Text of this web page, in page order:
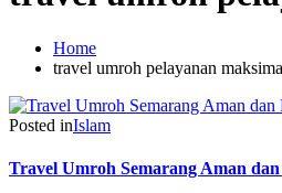
Home
travel umroh pelayanan
Posted inIslam
Travel Umroh Semarang Aman